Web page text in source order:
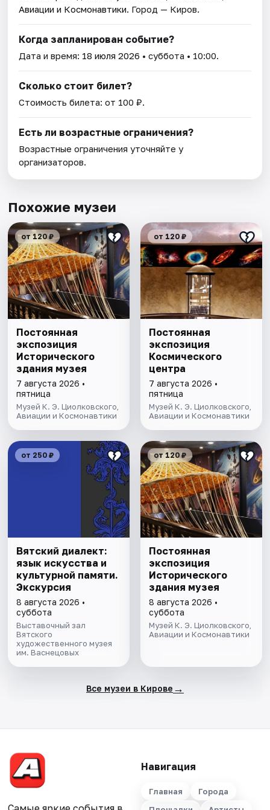
Авиации и Космонавтики. Город — Киров.
Когда запланирован событие?
Дата и время: 18 июля 2026 • суббота • 10:00.
Сколько стоит билет?
Стоимость билета: от 100 ₽.
Есть ли возрастные ограничения?
Возрастные ограничения уточняйте у
организаторов.
Похожие музеи
от 120 ₽
Постоянная
экспозиция
Исторического
здания музея
7 августа 2026 •
пятница
Музей К. Э. Циолковского,
Авиации и Космонавтики
от 120 ₽
Постоянная
экспозиция
Космического
центра
7 августа 2026 •
пятница
Музей К. Э. Циолковского,
Авиации и Космонавтики
от 250 ₽
Вятский диалект:
язык искусства и
культурной памяти.
Экскурсия
8 августа 2026 •
суббота
Выставочный зал
Вятского
художественного музея
им. Васнецовых
от 120 ₽
Постоянная
экспозиция
Исторического
здания музея
8 августа 2026 •
суббота
Музей К. Э. Циолковского,
Авиации и Космонавтики
Все музеи в Кирове →
Навигация
Главная
Города